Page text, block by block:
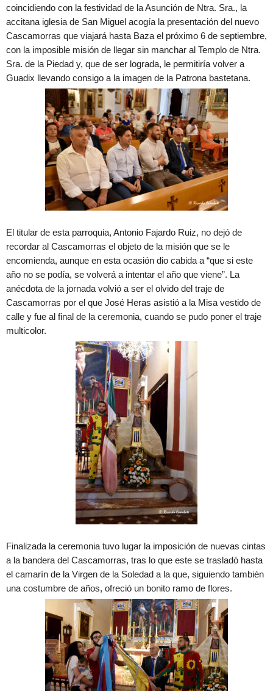
coincidiendo con la festividad de la Asunción de Ntra. Sra., la
accitana iglesia de San Miguel acogía la presentación del nuevo
Cascamorras que viajará hasta Baza el próximo 6 de septiembre,
con la imposible misión de llegar sin manchar al Templo de Ntra.
Sra. de la Piedad y, que de ser lograda, le permitiría volver a
Guadix llevando consigo a la imagen de la Patrona bastetana.
El titular de esta parroquia, Antonio Fajardo Ruiz, no dejó de
recordar al Cascamorras el objeto de la misión que se le
encomienda, aunque en esta ocasión dio cabida a “que si este
año no se podía, se volverá a intentar el año que viene”. La
anécdota de la jornada volvió a ser el olvido del traje de
Cascamorras por el que José Heras asistió a la Misa vestido de
calle y fue al final de la ceremonia, cuando se pudo poner el traje
multicolor.
Finalizada la ceremonia tuvo lugar la imposición de nuevas cintas
a la bandera del Cascamorras, tras lo que este se trasladó hasta
el camarín de la Virgen de la Soledad a la que, siguiendo también
una costumbre de años, ofreció un bonito ramo de flores.